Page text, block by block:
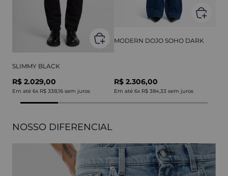
SLIMMY BLACK
R$ 2.029,00
Em até 6x R$ 338,16 sem juros
MODERN DOJO SOHO DARK
R$ 2.306,00
Em até 6x R$ 384,33 sem juros
NOSSO DIFERENCIAL